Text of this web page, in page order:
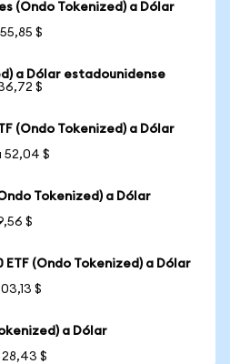
(Ondo Tokenized) a Dólar
$
a Dólar estadounidense
$
(Ondo Tokenized) a Dólar
52,04 $
Tokenized) a Dólar
$
ETF (Ondo Tokenized) a Dólar
$
a Dólar
28,43 $